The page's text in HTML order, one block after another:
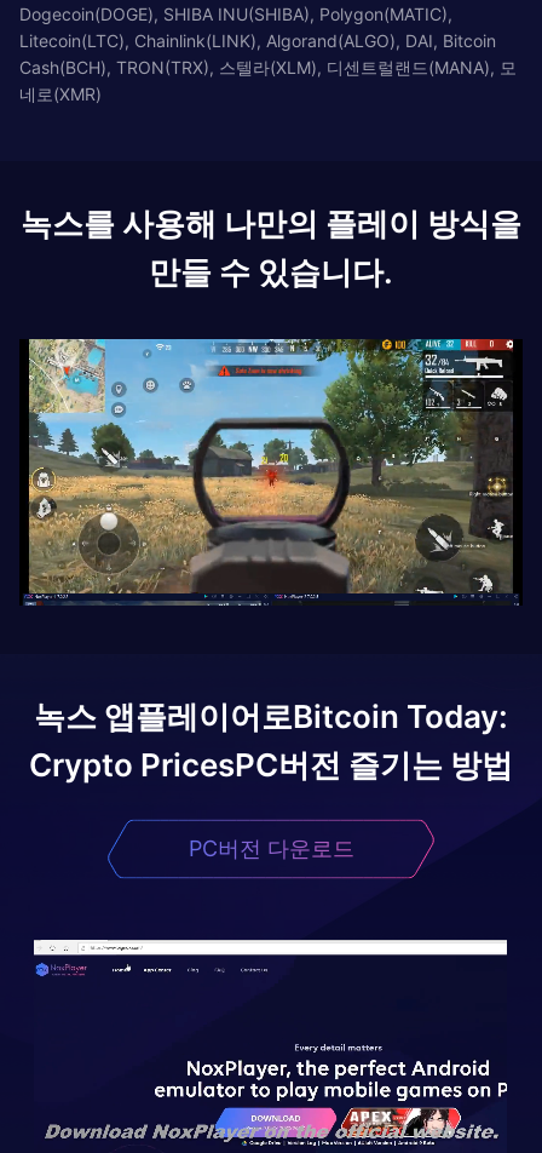
Dogecoin(DOGE), SHIBA INU(SHIBA), Polygon(MATIC),
Litecoin(LTC), Chainlink(LINK), Algorand(ALGO), DAI, Bitcoin
Cash(BCH), TRON(TRX), 스텔라(XLM), 디센트럴랜드(MANA), 모
네로(XMR)
녹스를 사용해 나만의 플레이 방식을
만들 수 있습니다.
녹스 앱플레이어로Bitcoin Today:
Crypto PricesPC버전 즐기는 방법
PC버전 다운로드